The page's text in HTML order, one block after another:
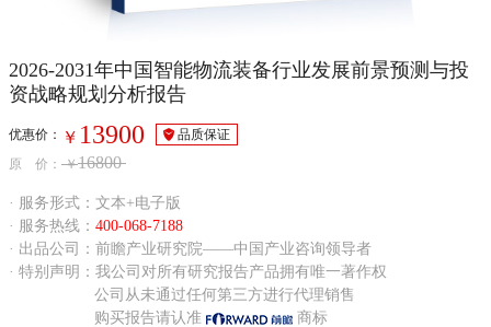
2026-2031年中国智能物流装备行业发展前景预测与投
资战略规划分析报告
优惠价： ￥ 13900
品质保证
原 价： ￥16800
· 服务形式：文本+电子版
· 服务热线： 400-068-7188
· 出品公司：前瞻产业研究院——中国产业咨询领导者
· 特别声明：我公司对所有研究报告产品拥有唯一著作权
公司从未通过任何第三方进行代理销售
购买报告请认准
商标